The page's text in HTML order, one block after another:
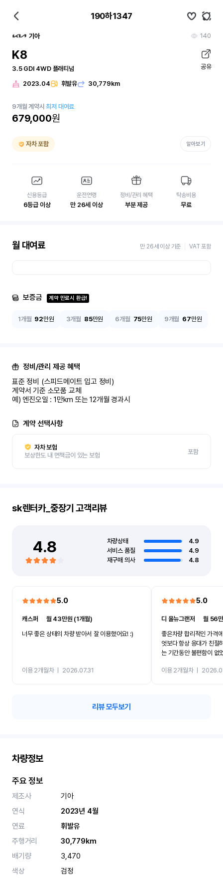
190하1347
기아 140
K8
3.5 GDI 4WD 플래티넘 공유
2023.04 휘발유 30,779km
9개월 계약시최저 대여료
679,000원
자차 포함 알아보기
신용등급
6등급 이상
운전연령
만 26세 이상
정비/관리 혜택
부분 제공
탁송비용
무료
월 대여료 만 26세 이상 기준 VAT 포함
보증금 계약 만료시 환급!
1개월 92만원 3개월 85만원 6개월 75만원 9개월 67만원
정비/관리 제공 혜택
표준 정비 (스피드메이트 입고 정비)
계약서 기준 소모품 교체
예) 엔진오일 : 1만km 또는 12개월 경과시
계약 선택사항
자차 보험
보상한도 내 면책금이 있는 보험
포함
sk렌터카_중장기 고객리뷰
4.8 차량상태
4.9
서비스 품질
4.9
재구매 의사
4.8
5.0
캐스퍼
월 43만원 (1개월)
너무 좋은 상태의 차량 받아서 잘 이용했어요! :)
이용 2개월차ㅣ 2026.07.31
5.0
디 올뉴그랜저 ㅣ월 56
좋은차량 합리적인 가격
엇보다 항상 응대가 친절
는 기간동안 불편함이 없
카 렌트 고민없이 강추합
이용 2개월차ㅣ
리뷰 모두보기
차량정보
주요 정보
제조사
기아
연식
2023년 4월
연료
휘발유
주행거리
30,779km
배기량
3,470
색상
검정